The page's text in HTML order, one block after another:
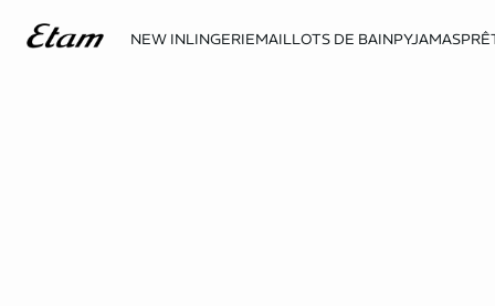
NEW INLINGERIEMAILLOTS DE BAINPYJAMAS